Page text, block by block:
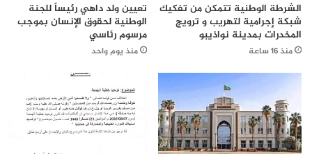
الشرطة الوطنية تتمكن من تفكيك
شبكة إجرامية لتهريب و ترويج
المخدرات بمدينة نواذيبو
منذ 16 ساعة
تعيين ولد داهي رئيساً للجنة
الوطنية لحقوق الإنسان بموجب
مرسوم رئاسي
منذ يوم واحد